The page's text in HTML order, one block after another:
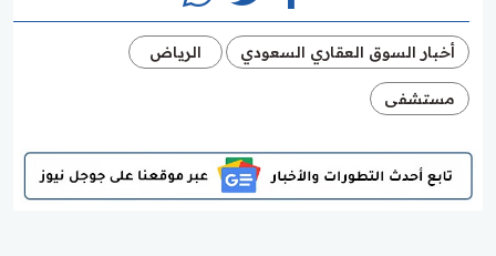
أخبار السوق العقاري السعودي الرياض
مستشفى